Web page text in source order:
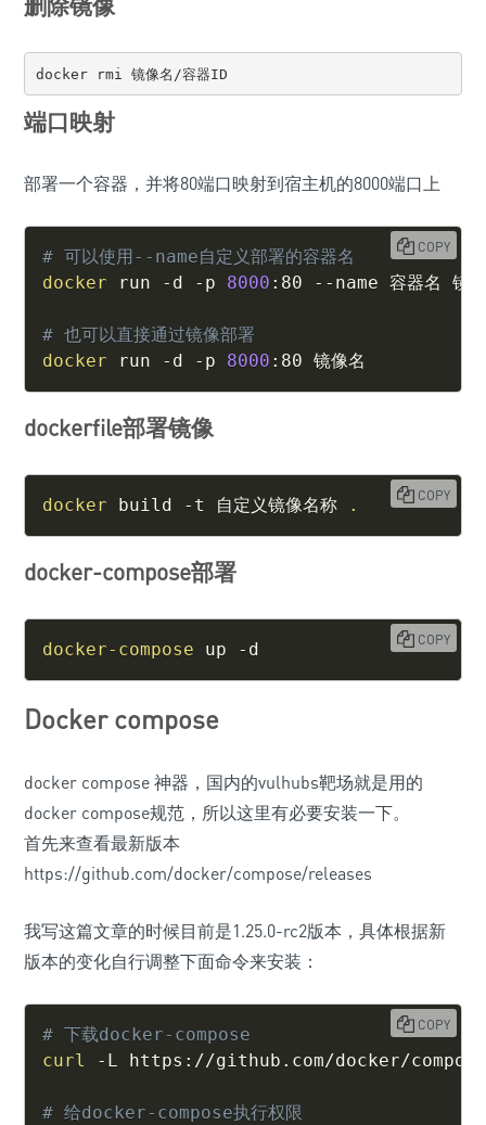
删除镜像
docker rmi 镜像名/容器ID
端口映射
部署一个容器，并将80端口映射到宿主机的8000端口上
# 可以使用--name自定义部署的容器名
docker run -d -p 8000 :80 --name 容器名 镜
# 也可以直接通过镜像部署
docker run -d -p 8000 :80 镜像名
COPY
dockerfile部署镜像
docker build -t 自定义镜像名称 . COPY
docker-compose部署
docker-compose up -d COPY
Docker compose
docker compose 神器，国内的vulhubs靶场就是用的
docker compose规范，所以这里有必要安装一下。
首先来查看最新版本
https://github.com/docker/compose/releases
我写这篇文章的时候目前是1.25.0-rc2版本，具体根据新
版本的变化自行调整下面命令来安装：
# 下载docker-compose
curl
-L https://github.com/docker/
# 给docker-compose执行权限
COPY